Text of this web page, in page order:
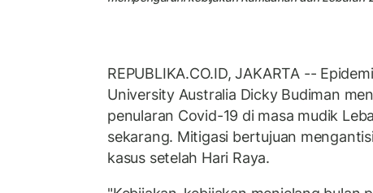
REPUBLIKA.CO.ID, JAKARTA --
University Australia Dicky Budiman
penularan Covid-19 di masa mudik
sekarang. Mitigasi bertujuan
kasus setelah Hari Raya.